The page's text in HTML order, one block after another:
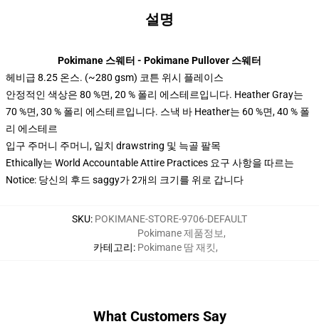
설명
Pokimane 스웨터 - Pokimane Pullover 스웨터
헤비급 8.25 온스. (~280 gsm) 코튼 위시 플레이스
안정적인 색상은 80 %면, 20 % 폴리 에스테르입니다. Heather Gray는
70 %면, 30 % 폴리 에스테르입니다. 스낵 바 Heather는 60 %면, 40 % 폴
리 에스테르
입구 주머니 주머니, 일치 drawstring 및 늑골 팔목
Ethically는 World Accountable Attire Practices 요구 사항을 따르는
Notice: 당신의 후드 saggy가 2개의 크기를 위로 갑니다
SKU: POKIMANE-STORE-9706-DEFAULT
카테고리:
Pokimane 제품정보,
Pokimane 땀 재킷,
What Customers Say